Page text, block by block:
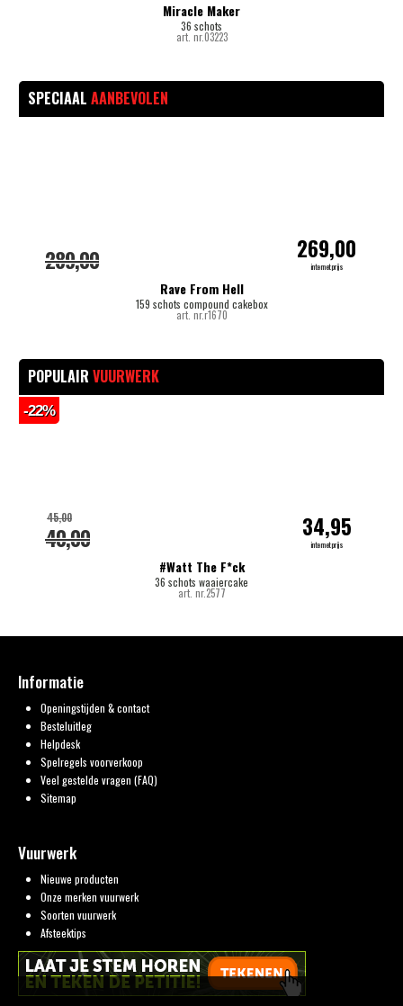
Miracle Maker
36 schots
art. nr.03223
SPECIAAL AANBEVOLEN
Rave From Hell
159 schots compound cakebox
art. nr.r1670
289,00 269,00
internetprijs
POPULAIR VUURWERK
#Watt The F*ck
36 schots waaiercake
art. nr.2577
40,00
45,00 34,95
internetprijs
-22%
Informatie
Openingstijden & contact
Besteluitleg
Helpdesk
Spelregels voorverkoop
Veel gestelde vragen (FAQ)
Sitemap
Vuurwerk
Nieuwe producten
Onze merken vuurwerk
Soorten vuurwerk
Afsteektips